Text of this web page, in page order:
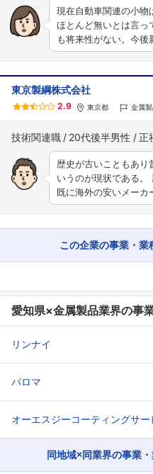
現在自動車関連の小物
ほとんど無いとは言っ
も将来性がない。今
東京製綱株式会社
2.9 東京都 金属
技術関連職 20代後半男性 正
歴史が古いこともあり
いうのが現状である。
既に海外の安いメー
この企業の事業・業
愛知県×金属製品業界の事
リンナイ
パロマ
オーエスジーコーティングサー
同地域×同業界の事業